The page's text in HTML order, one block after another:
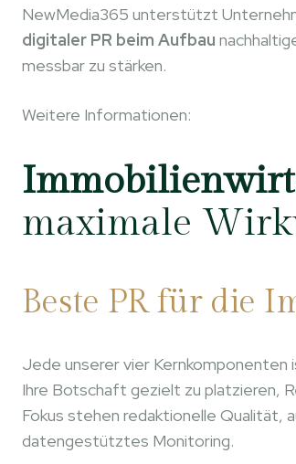
NewMedia365 unterstützt
digitaler PR beim Aufbau
messbar zu stärken.
Weitere Informationen:
maximale
Beste PR für die
Jede unserer vier
Ihre Botschaft gezielt zu platzieren,
Fokus stehen redaktionelle Qualität,
datengestütztes Monitoring.